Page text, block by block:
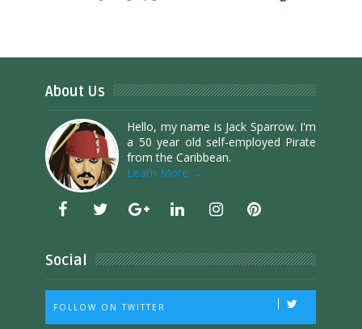
About Us
Hello, my name is Jack Sparrow. I'm
a 50 year old self-employed Pirate
from the Caribbean.
Learn More →
Social
FOLLOW ON TWITTER